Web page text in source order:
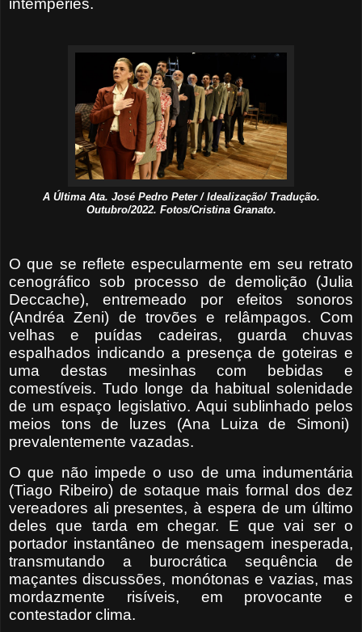
intempéries.
A Última Ata. José Pedro Peter / Idealização/ Tradução.
Outubro/2022. Fotos/Cristina Granato.
O que se reflete especularmente em seu retrato
cenográfico sob processo de demolição (Julia
Deccache), entremeado por efeitos sonoros
(Andréa Zeni) de trovões e relâmpagos. Com
velhas e puídas cadeiras, guarda chuvas
espalhados indicando a presença de goteiras e
uma destas mesinhas com bebidas e
comestíveis. Tudo longe da habitual solenidade
de um espaço legislativo. Aqui sublinhado pelos
meios tons de luzes (Ana Luiza de Simoni)
prevalentemente vazadas.
O que não impede o uso de uma indumentária
(Tiago Ribeiro) de sotaque mais formal dos dez
vereadores ali presentes, à espera de um último
deles que tarda em chegar. E que vai ser o
portador instantâneo de mensagem inesperada,
transmutando a burocrática sequência de
maçantes discussões, monótonas e vazias, mas
mordazmente risíveis, em provocante e
contestador clima.